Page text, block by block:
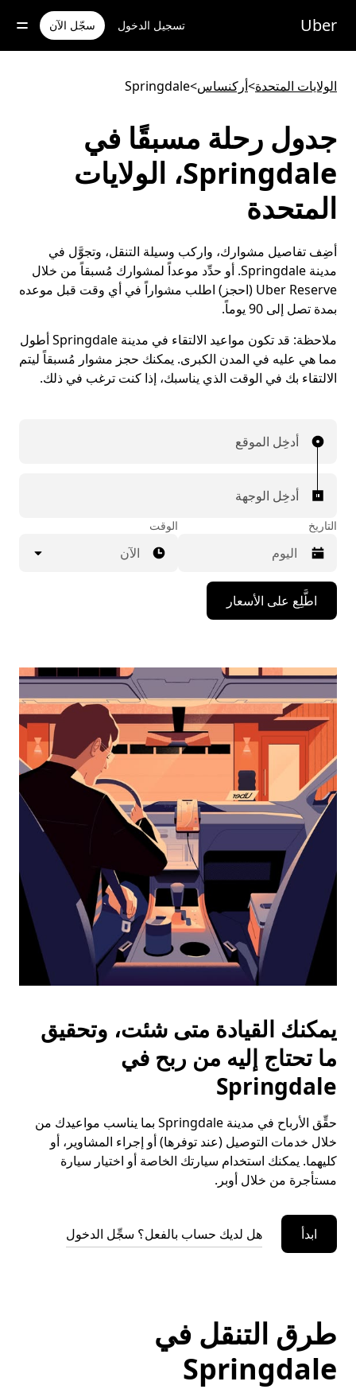
للوصول
المحتوى
Uber تسجيل الدخول سجّل الآن
الولايات المتحدة>أركنساس>
Springdale
جدول رحلة مسبقًا في
Springdale، الولايات
المتحدة
أضِف تفاصيل مشوارك، واركب وسيلة التنقل، وتجوَّل في
مدينة Springdale. أو حدِّد موعداً لمشوارك مُسبقاً من خلال
Uber Reserve (احجز) اطلب مشواراً في أي وقت قبل موعده
بمدة تصل إلى 90 يوماً.
ملاحظة:
قد تكون مواعيد الالتقاء في مدينة Springdale أطول
مما هي عليه في المدن الكبرى. يمكنك حجز مشوار مُسبقاً ليتم
الالتقاء بك في الوقت الذي يناسبك، إذا كنت ترغب في ذلك.
أدخِل الموقع
أدخِل الوجهة
التاريخ
اضغط
على
مفتاح
للأسفل
لاستخدام
التقويم
التاريخ.
اضغط
على
زر
الخروج
لإغلاق
التقويم.
الوقت
الآن
اطَّلِع على الأسعار
يمكنك القيادة متى شئت، وتحقيق
ما تحتاج إليه من ربح في
Springdale
حقِّق الأرباح في مدينة Springdale بما يناسب مواعيدك من
خلال خدمات التوصيل (عند توفرها) أو إجراء المشاوير، أو
كليهما. يمكنك استخدام سيارتك الخاصة أو اختيار سيارة
مستأجرة من خلال أوبر.
ابدأ هل لديك حساب بالفعل؟ سجِّل الدخول
طرق التنقل في
Springdale